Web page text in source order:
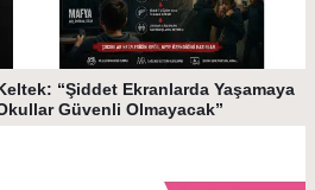
“Şiddet Ekranlarda Yaşamaya
Güvenli Olmayacak”